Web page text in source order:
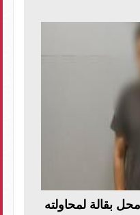
بقالة لمحاولته